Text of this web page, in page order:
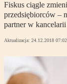
Fiskus ciągle
przedsiębiorców –
partner w
Aktualizacja: 24.12.2018 07:02